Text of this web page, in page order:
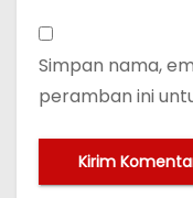
Simpan nama,
peramban ini